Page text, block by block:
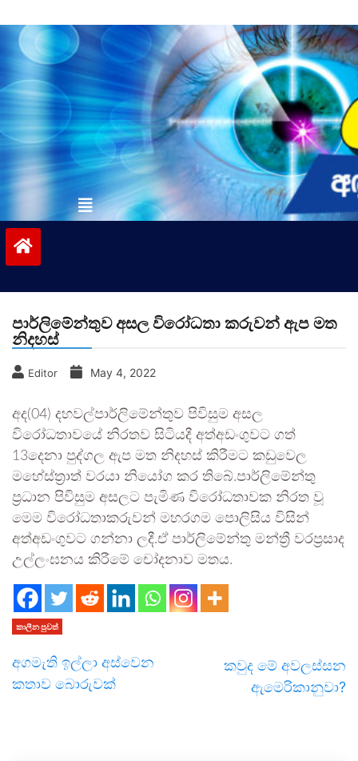
to
contentvinivida.lk
පාර්ලිමේන්තුව අසල විරෝධතා කරුවන් ඇප මත
නිදහස්
Editor May 4, 2022
අද(04) දහවල්පාර්ලිමේන්තුව පිවිසුම අසල
විරෝධතාවයේ නිරතව සිටියදී අත්අඩංගුවට ගත්
13දෙනා පුද්ගල ඇප මත නිදහස් කිරීමට කඩුවෙල
මහේස්ත‍්‍රාත් වරයා නියෝග කර තිබේ.පාර්ලිමේන්තු
ප‍්‍රධාන පිවිසුම අසලට පැමිණ විරෝධතාවක නිරත වූ
මෙම විරෝධතාකරුවන් මහරගම පොලිසිය විසින්
අත්අඩංගුවට ගන්නා ලදී.ඒ පාර්ලිමේන්තු මන්ත්‍රී වරප්‍රසාද
උල්ලංඝනය කිරීමේ චෝදනාව මතය.
කාලීන පුවත්
අගමැති ඉල්ලා අස්වෙන
කතාව බොරුවක්
කවුද මේ අවලස්සන
ඇමෙරිකානුවා?